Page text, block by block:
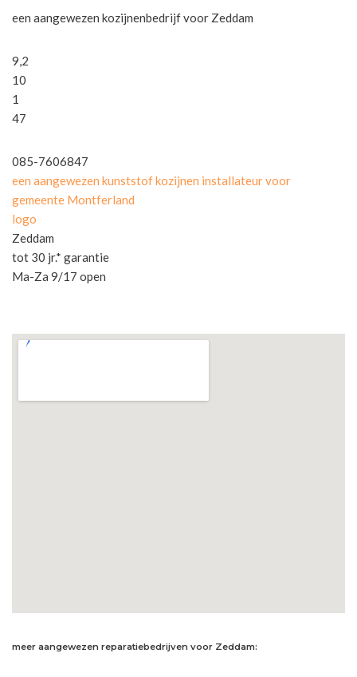
een aangewezen kozijnenbedrijf voor Zeddam
9,2
10
1
47
085-7606847
een aangewezen kunststof kozijnen installateur voor
gemeente Montferland
logo
Zeddam
tot 30 jr.* garantie
Ma-Za 9/17 open
meer aangewezen reparatiebedrijven voor Zeddam: